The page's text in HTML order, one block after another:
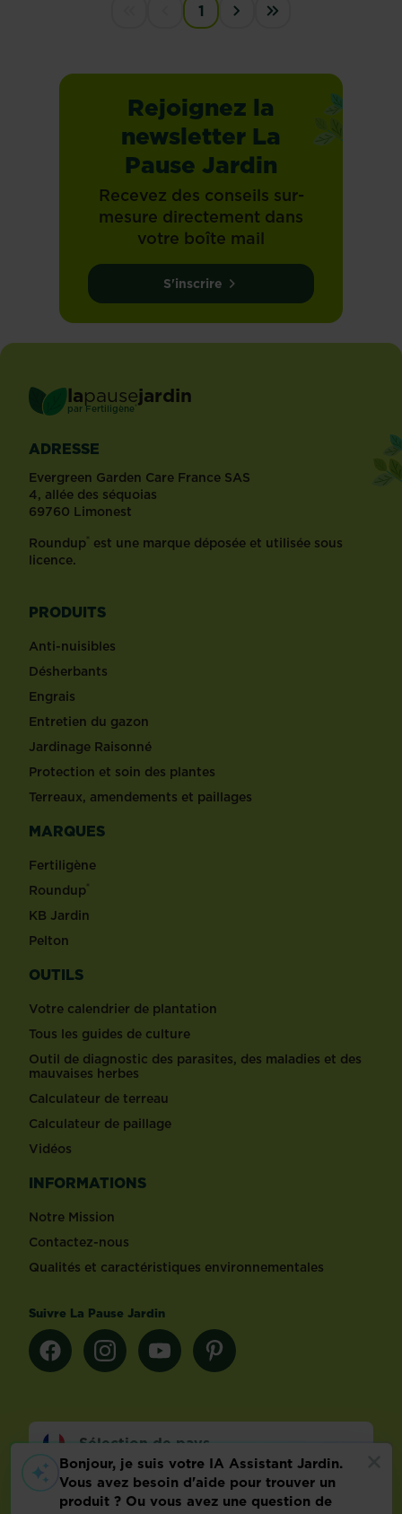
First disabled
Previous disabled
1
Rejoignez la
newsletter La
Pause Jardin
Recevez des conseils sur-
mesure directement dans
votre boîte mail
S'inscrire
lapausejardin
par Fertiligène ®
ADRESSE
Evergreen Garden Care France SAS
4, allée des séquoias
69760 Limonest
Roundup® est une marque déposée et utilisée sous
licence.
PRODUITS
Anti-nuisibles
Désherbants
Engrais
Entretien du gazon
Jardinage Raisonné
Protection et soin des plantes
Terreaux, amendements et paillages
MARQUES
Fertiligène
Roundup®
KB Jardin
Pelton
OUTILS
Votre calendrier de plantation
Tous les guides de culture
Outil de diagnostic des parasites, des maladies et des
mauvaises herbes
Calculateur de terreau
Calculateur de paillage
Vidéos
INFORMATIONS
Notre Mission
Contactez-nous
Qualités et caractéristiques environnementales
Suivre La Pause Jardin
Sélection de pays
Footer
Mentions légalesFAQ